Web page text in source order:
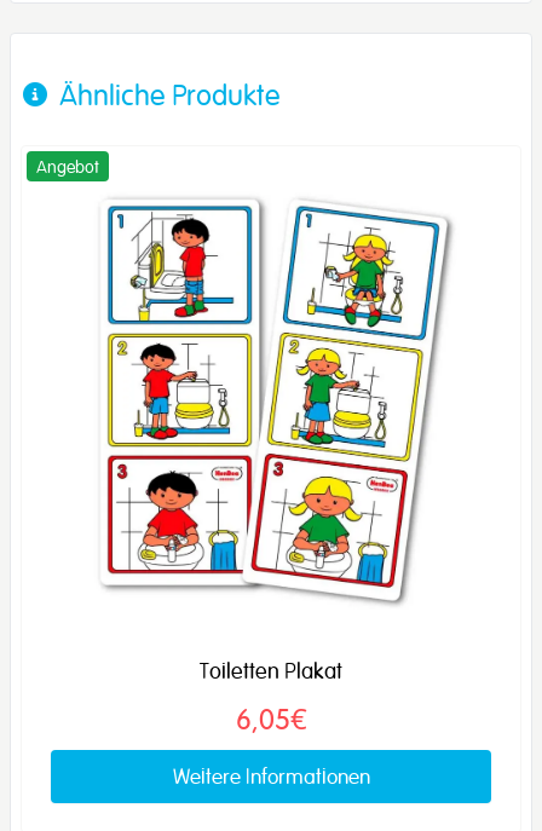
Ähnliche Produkte
Angebot
Toiletten Plakat
6,05€
Weitere Informationen